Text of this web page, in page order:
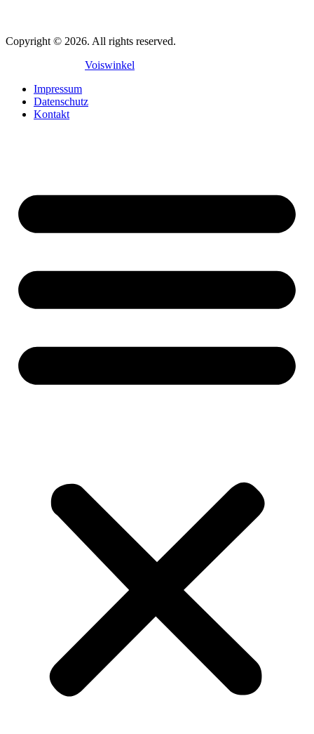
Copyright © 2026. All rights reserved.
Voiswinkel
Impressum
Datenschutz
Kontakt